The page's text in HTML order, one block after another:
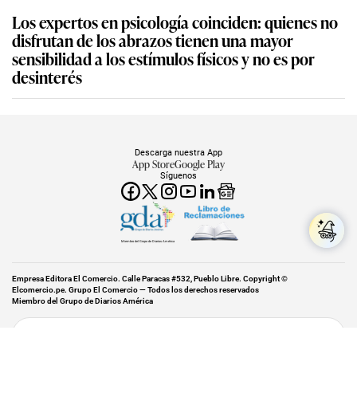
Los expertos en psicología coinciden: quienes no
disfrutan de los abrazos tienen una mayor
sensibilidad a los estímulos físicos y no es por
desinterés
Síguenos
Descarga nuestra App
App StoreGoogle Play
Miembro del Grupo de Diarios América
Empresa Editora El Comercio. Calle Paracas #532, Pueblo Libre. Copyright ©
Elcomercio.pe. Grupo El Comercio — Todos los derechos reservados
Miembro del Grupo de Diarios América